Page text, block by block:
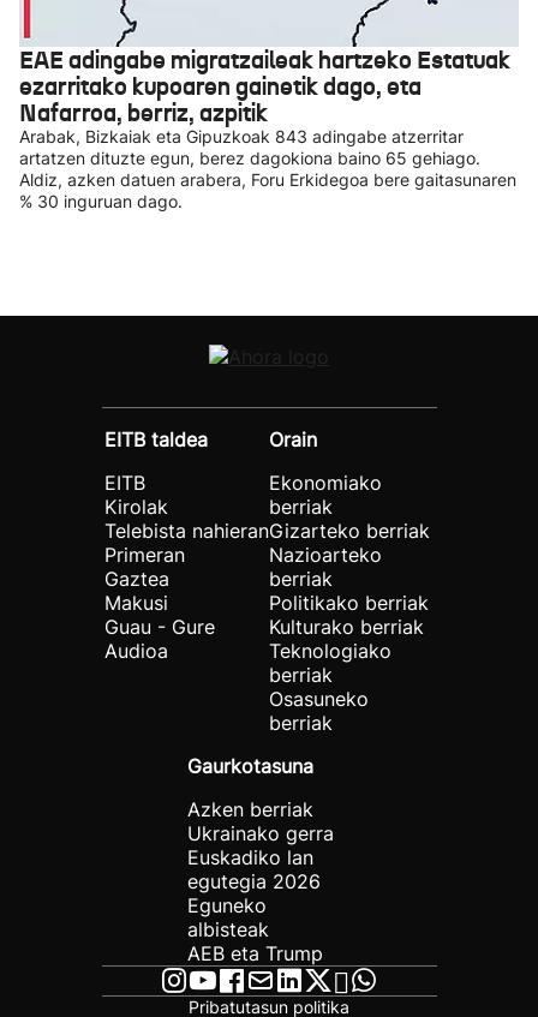
EAE adingabe migratzaileak hartzeko Estatuak
ezarritako kupoaren gainetik dago, eta
Nafarroa, berriz, azpitik
Arabak, Bizkaiak eta Gipuzkoak 843 adingabe atzerritar
artatzen dituzte egun, berez dagokiona baino 65 gehiago.
Aldiz, azken datuen arabera, Foru Erkidegoa bere gaitasunaren
% 30 inguruan dago.
EITB taldea
EITB
Kirolak
Telebista nahieran
Primeran
Gaztea
Makusi
Guau - Gure
Audioa
Orain
Ekonomiako
berriak
Gizarteko berriak
Nazioarteko
berriak
Politikako berriak
Kulturako berriak
Teknologiako
berriak
Osasuneko
berriak
Gaurkotasuna
Azken berriak
Ukrainako gerra
Euskadiko lan
egutegia 2026
Eguneko
albisteak
AEB eta Trump
Pribatutasun politika